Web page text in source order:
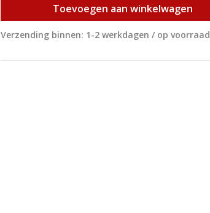
Toevoegen aan winkelwagen
Verzending binnen: 1-2 werkdagen / op voorraad